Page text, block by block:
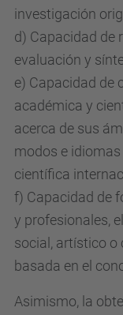
investigación
d) Capacidad de
evaluación y
e) Capacidad de
académica y
acerca de sus
modos e
científica
f) Capacidad de
y profesionales,
social, artístico o
basada en el
Asimismo, la